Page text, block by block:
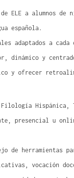
ELE a alumnos de
española.
adaptados a cada
dinámico y
y ofrecer
Filología
presencial u
de herramientas
vocación